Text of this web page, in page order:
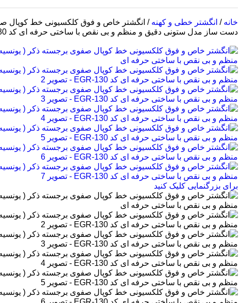
خانه/ انگشتر خطی و کهنه/ انگشتر خاص و فوق کلکسیونی خط کوپال
دست ساز مدل ستونی دقیق و منظم و بی نقص با ساختی حرفه ای کد EGR-130
برای بزرگنمایی کلیک کنید